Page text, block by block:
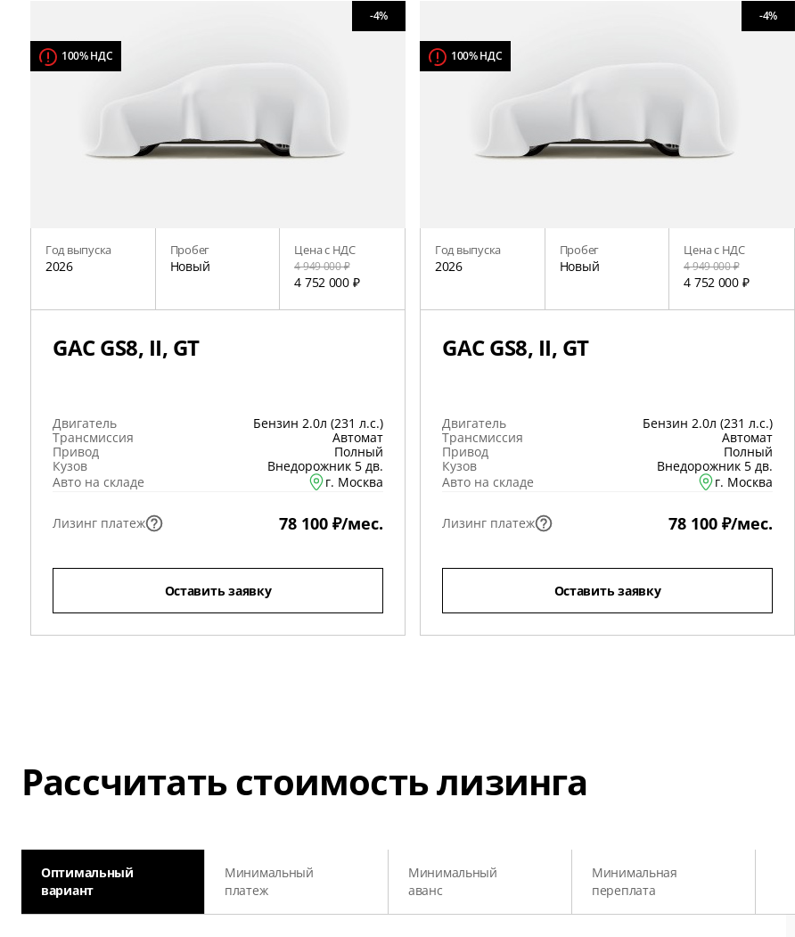
100% НДС
-4%
Год выпуска
2026
Пробег
Новый
Цена с НДС
4 949 000 ₽
4 752 000 ₽
GAC GS8, II, GT
Двигатель
Бензин 2.0л (231 л.с.)
Трансмиссия
Автомат
Привод
Полный
Кузов
Внедорожник 5 дв.
Авто на складе
г. Москва
Лизинг платеж 78 100 ₽/мес.
Оставить заявку
100% НДС
-4%
Год выпуска
2026
Пробег
Новый
Цена с НДС
4 949 000 ₽
4 752 000 ₽
GAC GS8, II, GT
Двигатель
Бензин 2.0л (231 л.с.)
Трансмиссия
Автомат
Привод
Полный
Кузов
Внедорожник 5 дв.
Авто на складе
г. Москва
Лизинг платеж 78 100 ₽/мес.
Оставить заявку
Рассчитать стоимость лизинга
Оптимальный
вариант
Минимальный
платеж
Минимальный
аванс
Минимальная
переплата